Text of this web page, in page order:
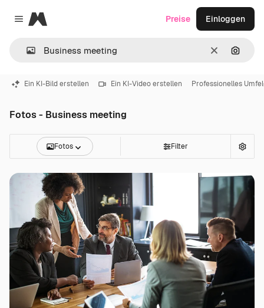
Close menu
Magnific
LöschenNach
Preise Einloggen
Ein KI-Bild erstellen Ein KI-Video erstellen Professionelles
Fotos - Business meeting
Fotos Filter